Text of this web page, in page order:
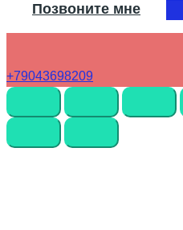
Позвоните мне
+79043698209